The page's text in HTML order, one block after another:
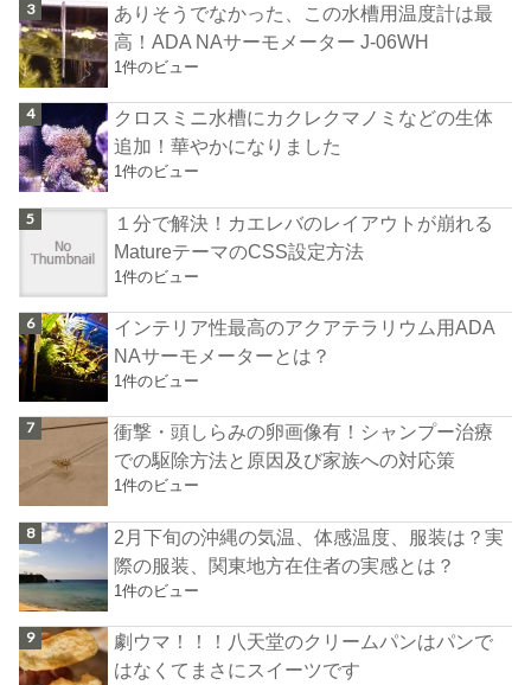
ありそうでなかった、この水槽用温度計は最
高！ADA NAサーモメーター J-06WH
1件のビュー
クロスミニ水槽にカクレクマノミなどの生体
追加！華やかになりました
1件のビュー
１分で解決！カエレバのレイアウトが崩れる
MatureテーマのCSS設定方法
1件のビュー
インテリア性最高のアクアテラリウム用ADA
NAサーモメーターとは？
1件のビュー
衝撃・頭しらみの卵画像有！シャンプー治療
での駆除方法と原因及び家族への対応策
1件のビュー
2月下旬の沖縄の気温、体感温度、服装は？実
際の服装、関東地方在住者の実感とは？
1件のビュー
劇ウマ！！！八天堂のクリームパンはパンで
はなくてまさにスイーツです